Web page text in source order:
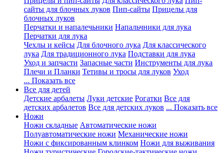
сайты для блочных луков Пип-сайты Прицелы для
блочных луков
Перчатки и напалечьники Напальчники для лука
Перчатки для лука
Чехлы и кейсы Для блочного лука Для классического
лука Для традиционного лука Подставки для лука
Уход и запчасти Запасные части Инструменты для лука
Плечи и Планки Тетивы и тросы для луков Уход
... Показать все
Все для детей
Детские арбалеты Луки детские Рогатки Все для
детских арбалетов Все для детских луков ... Показать все
Ножи
Ножи складные Автоматические ножи
Полуавтоматические ножи Механические ножи
Ножи с фиксированным клинком Ножи для выживания